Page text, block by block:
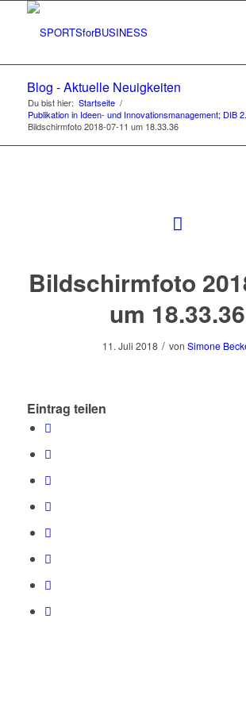
Blog - Aktuelle Neuigkeiten
Du bist hier: Startseite /
Publikation in Ideen- und Innovationsmanagement; DIB
Bildschirmfoto 2018-07-11 um 18.33.36
Bildschirmfoto
um 18.33.36
11. Juli 2018 / von Simone
Eintrag teilen